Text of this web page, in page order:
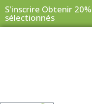
S'inscrire Obtenir
sélectionnés